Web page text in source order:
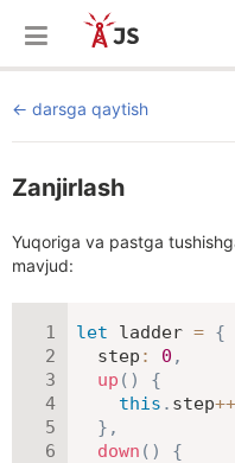
darsga qaytish
Zanjirlash
Yuqoriga va pastga
mavjud:
let ladder = {
step : 0 ,
up ( )
{
this . step++
} ,
down ( )
{